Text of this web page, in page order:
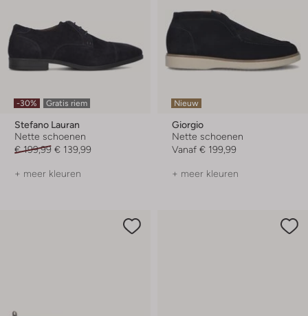
-30% Gratis riem
Stefano Lauran
Nette schoenen
€ 199,99 € 139,99
+ meer kleuren
Nieuw
Giorgio
Nette schoenen
Vanaf € 199,99
+ meer kleuren